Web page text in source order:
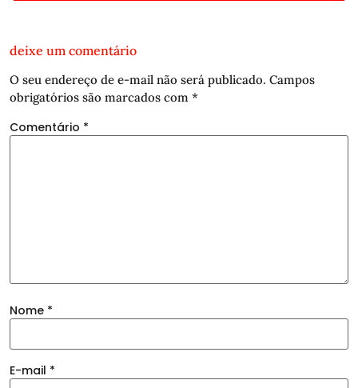
deixe um comentário
O seu endereço de e-mail não será publicado. Campos
obrigatórios são marcados com *
Comentário *
Nome *
E-mail *